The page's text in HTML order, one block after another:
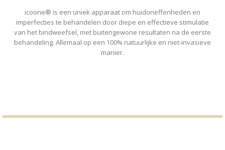
icoone® is een uniek apparaat om huidoneffenheden en
imperfecties te behandelen door diepe en effectieve stimulatie
van het bindweefsel, met buitengewone resultaten na de eerste
behandeling. Allemaal op een 100% natuurlijke en niet-invasieve
manier.